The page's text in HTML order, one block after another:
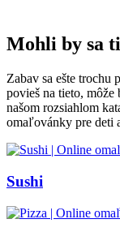
Mohli by sa
Zabav sa ešte
povieš na tieto,
našom rozsiahlom
omaľovánky pre deti
Sushi